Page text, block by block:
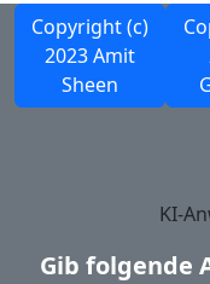
Copyright (c)
2023 Amit
Sheen
KI-
Gib folgende